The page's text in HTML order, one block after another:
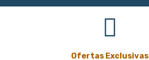
Ofertas Exclusivas